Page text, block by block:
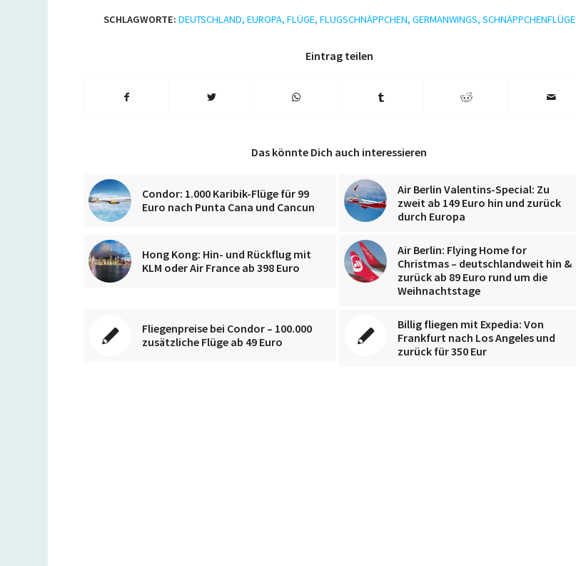
SCHLAGWORTE: DEUTSCHLAND, EUROPA, FLÜGE, FLUGSCHNÄPPCHEN, GERMANWINGS, SCHNÄPPCHENFLÜGE
Eintrag teilen
Das könnte Dich auch interessieren
Condor: 1.000 Karibik-Flüge für 99
Euro nach Punta Cana und Cancun
Air Berlin Valentins-Special: Zu
zweit ab 149 Euro hin und zurück
durch Europa
Hong Kong: Hin- und Rückflug mit
KLM oder Air France ab 398 Euro
Air Berlin: Flying Home for
Christmas – deutschlandweit hin &
zurück ab 89 Euro rund um die
Weihnachtstage
Fliegenpreise bei Condor – 100.000
zusätzliche Flüge ab 49 Euro
Billig fliegen mit Expedia: Von
Frankfurt nach Los Angeles und
zurück für 350 Eur